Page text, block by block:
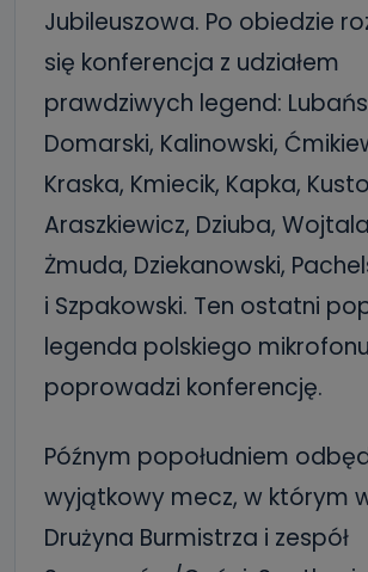
Jubileuszowa. Po obiedzie
się konferencja z udziałem
prawdziwych legend:
Domarski, Kalinowski,
Kraska, Kmiecik, Kapka,
Araszkiewicz, Dziuba,
Żmuda, Dziekanowski,
i Szpakowski. Ten ostatni
legenda polskiego
poprowadzi konferencję.
Późnym popołudniem
wyjątkowy mecz, w którym
Drużyna Burmistrza i zespół